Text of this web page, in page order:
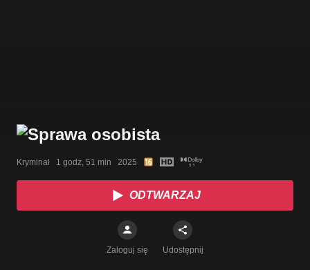
Kryminał   1 godz, 51 min   2025
ODTWARZAJ
Zaloguj się Udostępnij